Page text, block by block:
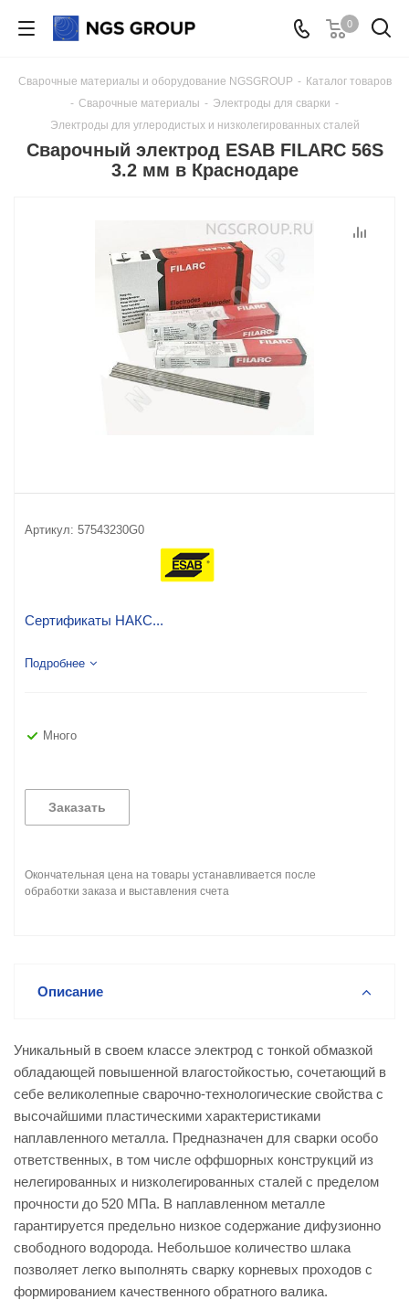
0
Сварочные материалы и оборудование NGSGROUP - Каталог товаров
- Сварочные материалы - Электроды для сварки -
Электроды для углеродистых и низколегированных сталей
Сварочный электрод ESAB FILARC 56S
3.2 мм в Краснодаре
Артикул: 57543230G0
Сертификаты НАКС...
Подробнее
Много
Заказать
Окончательная цена на товары устанавливается после
обработки заказа и выставления счета
Описание
Уникальный в своем классе электрод с тонкой обмазкой
обладающей повышенной влагостойкостью, сочетающий в
себе великолепные сварочно-технологические свойства с
высочайшими пластическими характеристиками
наплавленного металла. Предназначен для сварки особо
ответственных, в том числе оффшорных конструкций из
нелегированных и низколегированных сталей с пределом
прочности до 520 МПа. В наплавленном металле
гарантируется предельно низкое содержание дифузионно
свободного водорода. Небольшое количество шлака
позволяет легко выполнять сварку корневых проходов с
формированием качественного обратного валика.